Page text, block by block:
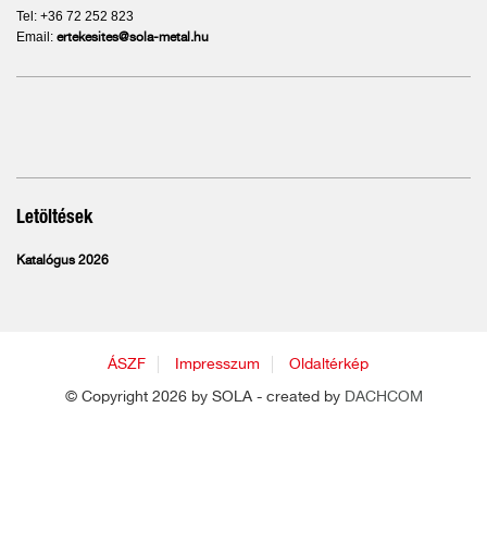
Tel: +36 72 252 823
Email: ertekesites@sola-metal.hu
Letöltések
Katalógus 2026
ÁSZF Impresszum Oldaltérkép
© Copyright 2026 by SOLA - created by DACHCOM